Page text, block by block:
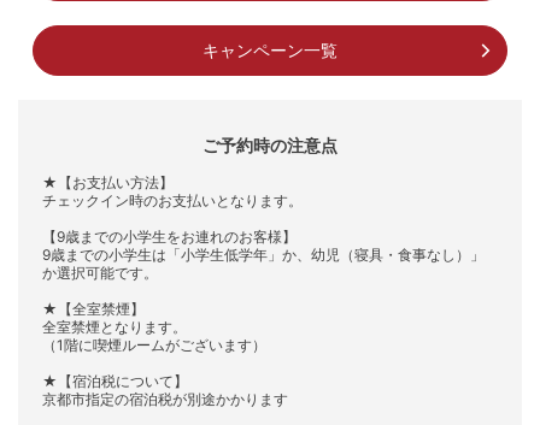
キャンペーン一覧
ご予約時の注意点
★【お支払い方法】
チェックイン時のお支払いとなります。
【9歳までの小学生をお連れのお客様】
9歳までの小学生は「小学生低学年」か、幼児（寝具・食事なし）」
か選択可能です。
★【全室禁煙】
全室禁煙となります。
（1階に喫煙ルームがございます）
★【宿泊税について】
京都市指定の宿泊税が別途かかります